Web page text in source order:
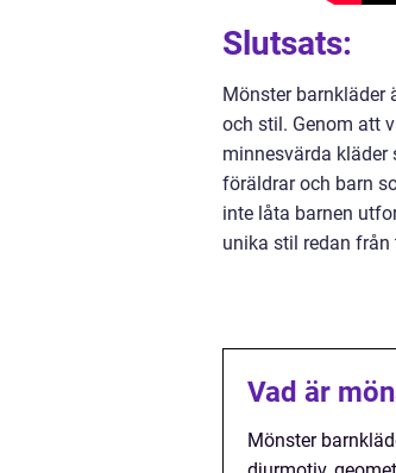
Slutsats:
Mönster barnkläder
och stil. Genom att
minnesvärda
föräldrar och barn
inte låta barnen
unika stil redan från
Vad är
Mönster